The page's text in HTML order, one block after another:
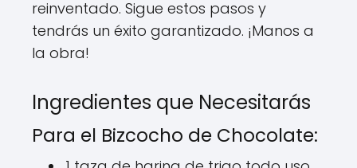
reinventado. Sigue estos pasos y
tendrás un éxito garantizado. ¡Manos a
la obra!
Ingredientes que Necesitarás
Para el Bizcocho de Chocolate: